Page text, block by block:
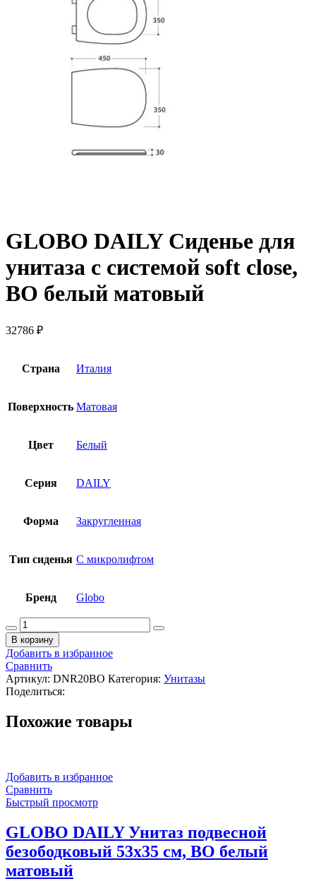
GLOBO DAILY Сиденье для
унитаза с системой soft close,
BO белый матовый
32786 ₽
Страна Италия
Поверхность Матовая
Цвет Белый
Серия DAILY
Форма Закругленная
Тип сиденья С микролифтом
Бренд Globo
Количество
товара
GLOBO
DAILY
Сиденье
для
унитаза
системой
белый
матовый
В корзину
Добавить в избранное
Сравнить
Артикул: DNR20BO Категория: Унитазы
Поделиться:
Похожие товары
Добавить в избранное
Сравнить
Быстрый просмотр
GLOBO DAILY Унитаз подвесной
безободковый 53х35 см, BO белый
матовый